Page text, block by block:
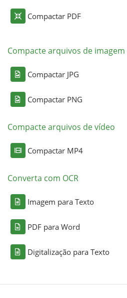
Compactar PDF
Compacte arquivos de imagem
Compactar JPG
Compactar PNG
Compacte arquivos de vídeo
Compactar MP4
Converta com OCR
Imagem para Texto
PDF para Word
Digitalização para Texto